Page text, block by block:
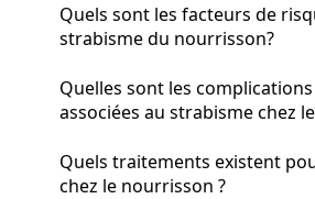
Quels sont les facteurs de
strabisme du nourrisson?
Quelles sont les
associées au strabisme chez
Quels traitements existent
chez le nourrisson ?